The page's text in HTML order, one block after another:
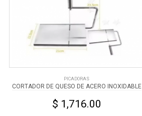
PICADORAS
CORTADOR DE QUESO DE ACERO INOXIDABLE
$ 1,716.00